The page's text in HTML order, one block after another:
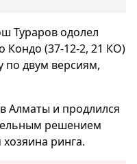
Тураров одолел
Кондо (37-12-2, 21 КО)
по двум версиям,
Алматы и продлился
решением
ринга.